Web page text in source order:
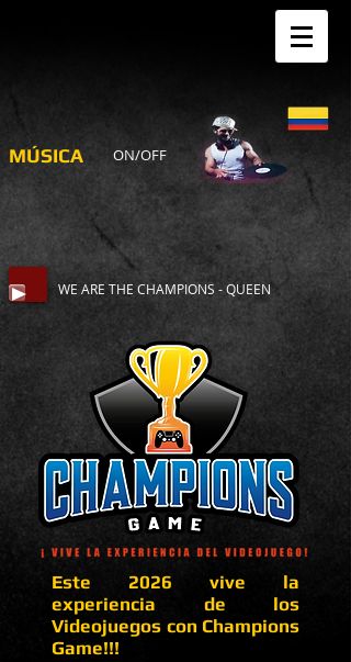
MÚSICA ON/OFF
WE ARE THE CHAMPIONS - QUEEN
Este 2026 vive la
experiencia de los
Videojuegos con Champions
Game!!!